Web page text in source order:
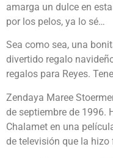
amarga un dulce en
por los pelos, ya lo sé…
Sea como sea, una
divertido regalo
regalos para Reyes.
Zendaya Maree
de septiembre de 1996.
Chalamet en una
de televisión que la hizo